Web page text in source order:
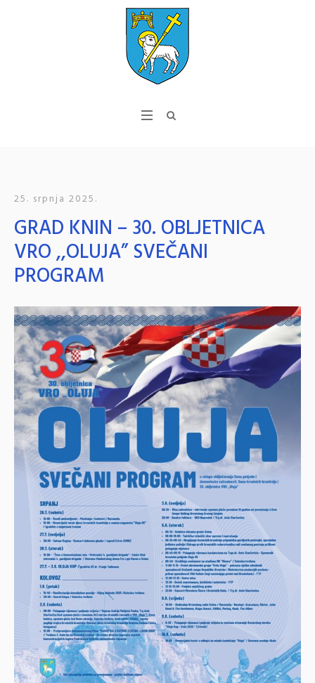
25. srpnja 2025.
GRAD KNIN – 30. OBLJETNICA
VRO ,,OLUJA” SVEČANI
PROGRAM